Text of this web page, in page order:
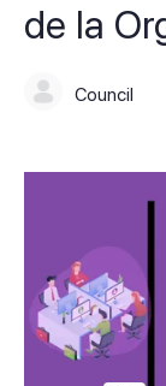
de la
Council